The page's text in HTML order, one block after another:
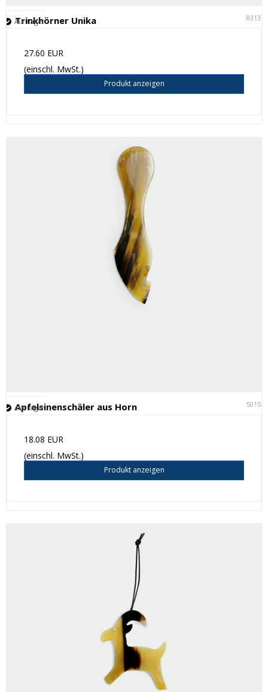
Trinkhörner Unika 83131
Auf Lager
27.60 EUR
(einschl. MwSt.)
Produkt anzeigen
Apfelsinenschäler aus Horn 50151
Auf Lager
18.08 EUR
(einschl. MwSt.)
Produkt anzeigen